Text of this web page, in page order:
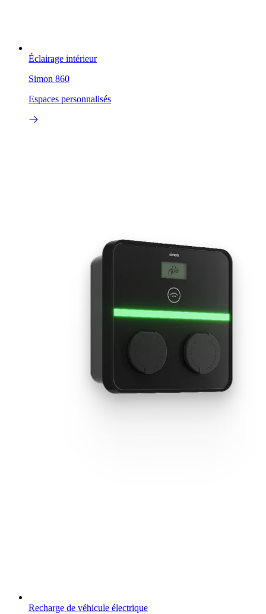
Éclairage intérieur
Simon 860
Espaces personnalisés
Recharge de véhicule électrique